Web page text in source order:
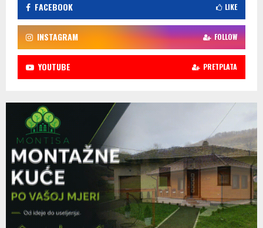
FACEBOOK LIKE
INSTAGRAM FOLLOW
YOUTUBE PRETPLATA